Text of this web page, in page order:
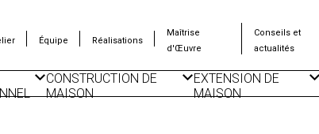
Équipe Réalisations
Maîtrise
d'Œuvre
Conseils et
actualités
CONSTRUCTION DE
MAISON
EXTENSION DE
MAISON